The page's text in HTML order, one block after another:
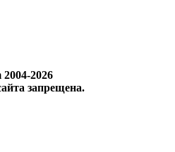
2026
запрещена.